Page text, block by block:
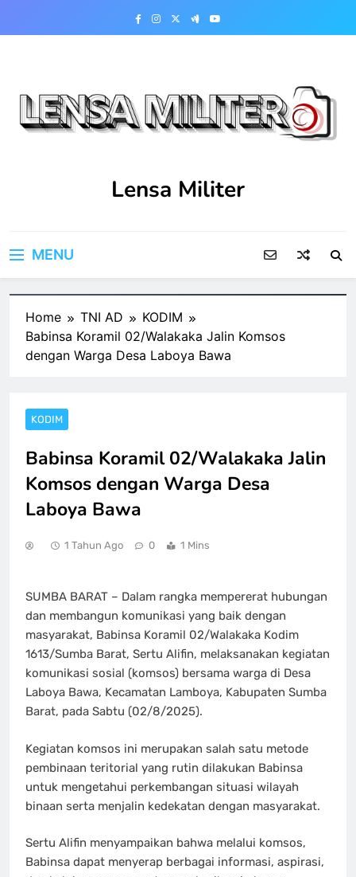
Lensa Militer
MENU
Home TNI AD
KODIM
Babinsa Koramil 02/Walakaka Jalin Komsos
dengan Warga Desa Laboya Bawa
KODIM
Babinsa Koramil 02/Walakaka Jalin
Komsos dengan Warga Desa
Laboya Bawa
1 Tahun Ago 0 1 Mins
SUMBA BARAT – Dalam rangka mempererat hubungan
dan membangun komunikasi yang baik dengan
masyarakat, Babinsa Koramil 02/Walakaka Kodim
1613/Sumba Barat, Sertu Alifin, melaksanakan kegiatan
komunikasi sosial (komsos) bersama warga di Desa
Laboya Bawa, Kecamatan Lamboya, Kabupaten Sumba
Barat, pada Sabtu (02/8/2025).
Kegiatan komsos ini merupakan salah satu metode
pembinaan teritorial yang rutin dilakukan Babinsa
untuk mengetahui perkembangan situasi wilayah
binaan serta menjalin kedekatan dengan masyarakat.
Sertu Alifin menyampaikan bahwa melalui komsos,
Babinsa dapat menyerap berbagai informasi, aspirasi,